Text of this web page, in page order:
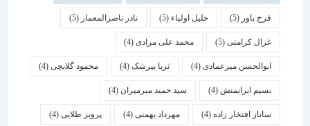
فرخ باور(5) جلیل اولیاء(5) نادر ناصرالمعمار (5)
غزال کرامتی(5) محمد علی مرادی(4)
ابوالحسن میرعمادی(4) ثریا بیرشک(4) محمود گلابچی(4)
نسیم ایرانمنش(4) سید حمید میرمیران(4)
ساناز افتخار زاده(4) مهرداد بهمنی (4) پرویز طلایی(4)